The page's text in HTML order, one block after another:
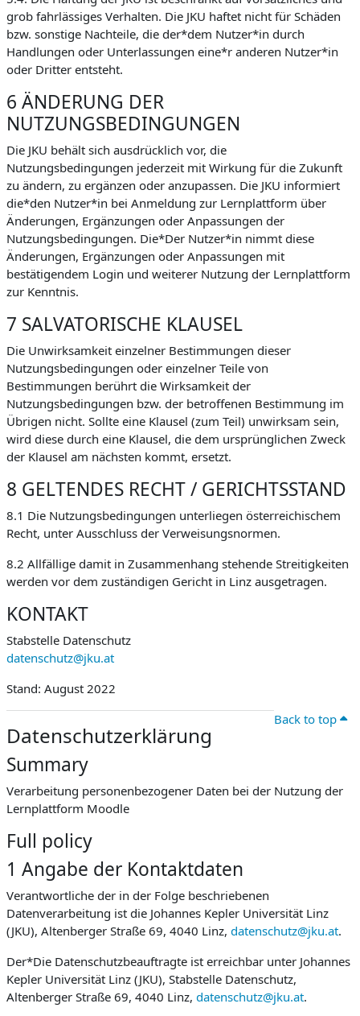
grob fahrlässiges Verhalten. Die JKU haftet nicht für Schäden
bzw. sonstige Nachteile, die der*dem Nutzer*in durch
Handlungen oder Unterlassungen eine*r anderen Nutzer*in
oder Dritter entsteht.
6 ÄNDERUNG DER
NUTZUNGSBEDINGUNGEN
Die JKU behält sich ausdrücklich vor, die
Nutzungsbedingungen jederzeit mit Wirkung für die Zukunft
zu ändern, zu ergänzen oder anzupassen. Die JKU informiert
die*den Nutzer*in bei Anmeldung zur Lernplattform über
Änderungen, Ergänzungen oder Anpassungen der
Nutzungsbedingungen. Die*Der Nutzer*in nimmt diese
Änderungen, Ergänzungen oder Anpassungen mit
bestätigendem Login und weiterer Nutzung der Lernplattform
zur Kenntnis.
7 SALVATORISCHE KLAUSEL
Die Unwirksamkeit einzelner Bestimmungen dieser
Nutzungsbedingungen oder einzelner Teile von
Bestimmungen berührt die Wirksamkeit der
Nutzungsbedingungen bzw. der betroffenen Bestimmung im
Übrigen nicht. Sollte eine Klausel (zum Teil) unwirksam sein,
wird diese durch eine Klausel, die dem ursprünglichen Zweck
der Klausel am nächsten kommt, ersetzt.
8 GELTENDES RECHT / GERICHTSSTAND
8.1 Die Nutzungsbedingungen unterliegen österreichischem
Recht, unter Ausschluss der Verweisungsnormen.
8.2 Allfällige damit in Zusammenhang stehende Streitigkeiten
werden vor dem zuständigen Gericht in Linz ausgetragen.
KONTAKT
Stabstelle Datenschutz
datenschutz@jku.at
Stand: August 2022
Back to top
Datenschutzerklärung
Summary
Verarbeitung personenbezogener Daten bei der Nutzung der
Lernplattform Moodle
Full policy
1 Angabe der Kontaktdaten
Verantwortliche der in der Folge beschriebenen
Datenverarbeitung ist die Johannes Kepler Universität Linz
(JKU), Altenberger Straße 69, 4040 Linz, datenschutz@jku.at.
Der*Die Datenschutzbeauftragte ist erreichbar unter Johannes
Kepler Universität Linz (JKU), Stabstelle Datenschutz,
Altenberger Straße 69, 4040 Linz, datenschutz@jku.at.